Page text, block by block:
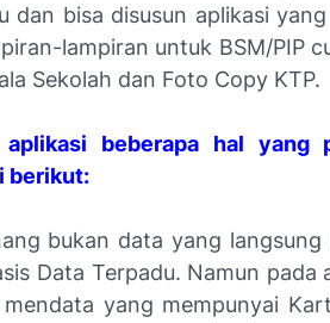
dan bisa disusun aplikasi
lampiran untuk BSM/PIP
Sekolah dan Foto Copy KTP.
beberapa hal yang
berikut:
bukan data yang
Data Terpadu. Namun pada
yang mempunyai